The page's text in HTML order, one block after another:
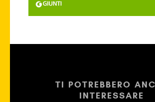
TI POTREBBERO
INTERESSARE